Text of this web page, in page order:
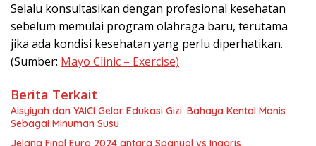
Selalu konsultasikan dengan profesional kesehatan
sebelum memulai program olahraga baru, terutama
jika ada kondisi kesehatan yang perlu diperhatikan.
(Sumber: Mayo Clinic – Exercise)
Berita Terkait
Aisyiyah dan YAICI Gelar Edukasi Gizi: Bahaya Kental Manis
Sebagai Minuman Susu
Jelang Final Euro 2024 antara Spanyol vs Inggris